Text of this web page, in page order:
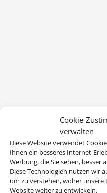
Cookie-
verwalten
Diese Website verwendet
Ihnen ein besseres Internet-
Werbung, die Sie sehen, besser
Diese Technologien nutzen wir
um zu verstehen, woher
Website weiter zu entwickeln.